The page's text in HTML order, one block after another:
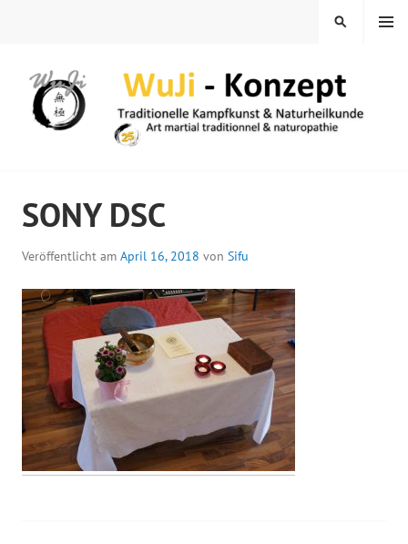
MENÜ
SUCHEN
SONY DSC
Veröffentlicht am April 16, 2018 von Sifu